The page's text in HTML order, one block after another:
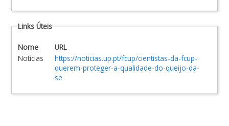
Links Úteis
Nome
URL
Notícias
https://noticias.up.pt/fcup/cientistas-da-fcup-
querem-proteger-a-qualidade-do-queijo-da-
se